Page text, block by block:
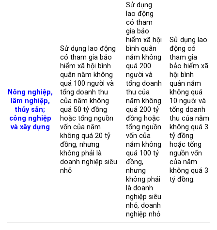
Nông nghiệp,
lâm nghiệp,
thủy sản;
công nghiệp
và xây dựng
Sử dụng lao động
có tham gia bảo
hiểm xã hội bình
quân năm không
quá 100 người và
tổng doanh thu
của năm không
quá 50 tỷ đồng
hoặc tổng nguồn
vốn của năm
không quá 20 tỷ
đồng, nhưng
không phải là
doanh nghiệp siêu
nhỏ
Sử dụng
lao động
có tham
gia bảo
hiểm xã hội
bình quân
năm không
quá 200
người và
tổng doanh
thu của
năm không
quá 200 tỷ
đồng hoặc
tổng nguồn
vốn của
năm không
quá 100 tỷ
đồng,
nhưng
không phải
là doanh
nghiệp siêu
nhỏ, doanh
nghiệp nhỏ
Sử dụng lao
động có
tham gia
bảo hiểm xã
hội bình
quân năm
không quá
10 người và
tổng doanh
thu của năm
không quá 3
tỷ đồng
hoặc tổng
nguồn vốn
của năm
không quá 3
tỷ đồng.